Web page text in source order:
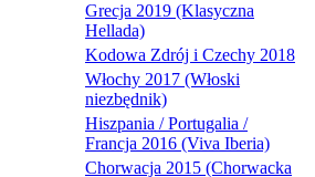
Grecja 2019 (Klasyczna
Hellada)
Kodowa Zdrój i Czechy 2018
Włochy 2017 (Włoski
niezbędnik)
Hiszpania / Portugalia /
Francja 2016 (Viva Iberia)
Chorwacja 2015 (Chorwacka